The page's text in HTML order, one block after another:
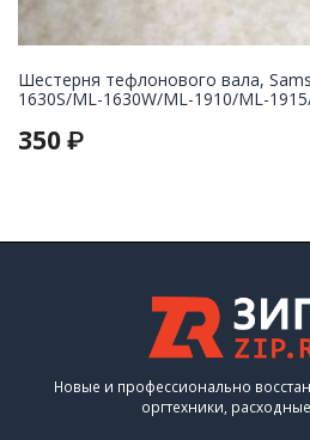
Шестерня тефлонового вала,
1630S/ML-1630W/ML-1910/ML-
350 ₽
Новые и профессионально
оргтехники,